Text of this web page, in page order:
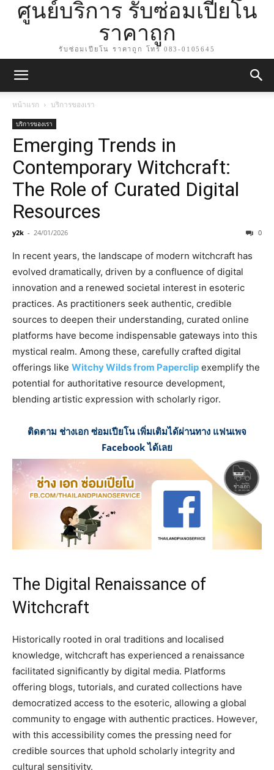
ศูนย์บริการ รับซ่อมเปียโน
ราคาถูก
รับซ่อมเปียโน ราคาถูก โทร 083-0105645
หน้าแรก บริการของเรา
บริการของเรา
Emerging Trends in
Contemporary Witchcraft:
The Role of Curated Digital
Resources
y2k - 24/01/2026 0
In recent years, the landscape of modern witchcraft has
evolved dramatically, driven by a confluence of digital
innovation and a renewed societal interest in esoteric
practices. As practitioners seek authentic, credible
sources to deepen their understanding, curated online
platforms have become indispensable gateways into this
mystical realm. Among these, carefully crafted digital
offerings like Witchy Wilds from Paperclip exemplify the
potential for authoritative resource development,
blending artistic expression with scholarly rigor.
ติดตาม ช่างเอก ซ่อมเปียโน เพิ่มเติมได้ผ่านทาง แฟนเพจ
Facebook ได้เลย
The Digital Renaissance of
Witchcraft
Historically rooted in oral traditions and localised
knowledge, witchcraft has experienced a renaissance
facilitated significantly by digital media. Platforms
offering blogs, tutorials, and curated collections have
democratized access to the esoteric, allowing a global
community to engage with authentic practices. However,
with this accessibility comes the pressing need for
credible sources that uphold scholarly integrity and
cultural sensitivity.